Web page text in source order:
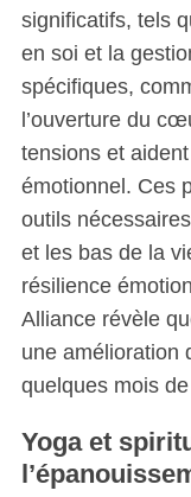
significatifs, tels
en soi et la
spécifiques,
l’ouverture du
tensions et
émotionnel. Ces
outils
et les bas de la
résilience
Alliance révèle
une amélioration
quelques mois
Yoga et